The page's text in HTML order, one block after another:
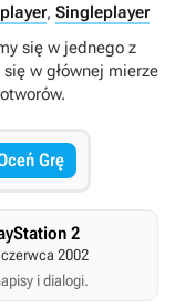
, Singleplayer
się w jednego z
w głównej mierze
Grę
2
2002
i dialogi.